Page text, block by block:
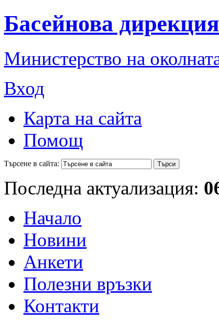
Басейнова
Министерство на
Вход
Карта на сайта
Помощ
Търсене в сайта:
Последна актуализация:
Начало
Новини
Анкети
Полезни връзки
Контакти